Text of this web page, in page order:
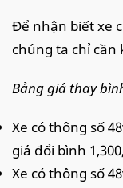
Để nhận biết xe
chúng ta chỉ cần
Bảng giá thay
Xe có thông số
giá đổi bình
Xe có thông số